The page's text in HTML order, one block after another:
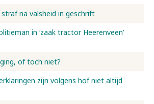
na valsheid in geschrift
in ‘zaak tractor Heerenveen’
of toch niet?
zijn volgens hof niet altijd